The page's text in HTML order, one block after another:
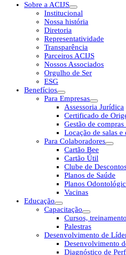
Sobre a ACIJS
Institucional
Nossa história
Diretoria
Representatividade
Transparência
Parceiros ACIJS
Nossos Associados
Orgulho de Ser
ESG
Benefícios
Para Empresas
Assessoria Jurídica
Certificado de
Gestão de
Locação de salas
Para Colaboradores
Cartão Bee
Cartão Útil
Clube de
Planos de Saúde
Planos
Vacinas
Educação
Capacitação
Cursos,
Palestras
Desenvolvimento de
Desenvolvimento
Diagnóstico de